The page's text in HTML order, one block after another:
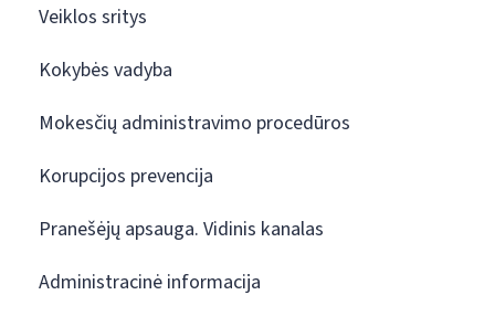
Veiklos sritys
Kokybės vadyba
Mokesčių administravimo procedūros
Korupcijos prevencija
Pranešėjų apsauga. Vidinis kanalas
Administracinė informacija